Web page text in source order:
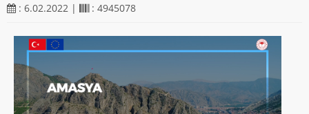
: 6.02.2022 |
: 4945078